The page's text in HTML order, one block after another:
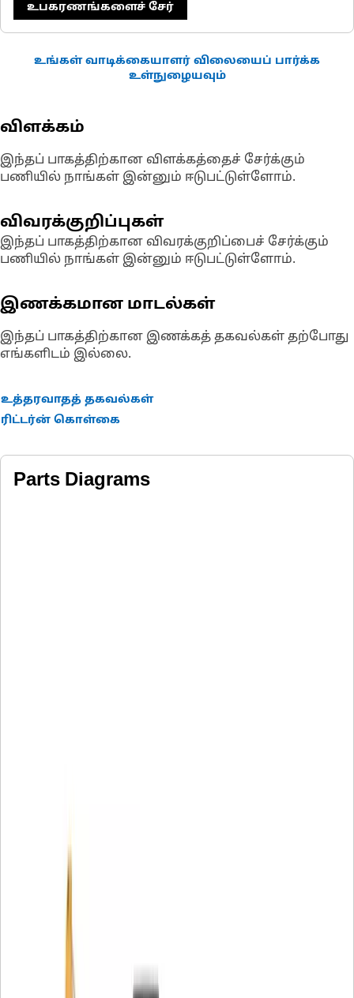
உபகரணங்களைச் சேர்
உங்கள் வாடிக்கையாளர் விலையைப் பார்க்க
உள்நுழையவும்
விளக்கம்
இந்தப் பாகத்திற்கான விளக்கத்தைச் சேர்க்கும்
பணியில் நாங்கள் இன்னும் ஈடுபட்டுள்ளோம்.
விவரக்குறிப்புகள்
இந்தப் பாகத்திற்கான விவரக்குறிப்பைச் சேர்க்கும்
பணியில் நாங்கள் இன்னும் ஈடுபட்டுள்ளோம்.
இணக்கமான மாடல்கள்
இந்தப் பாகத்திற்கான இணக்கத் தகவல்கள் தற்போது
எங்களிடம் இல்லை.
உத்தரவாதத் தகவல்கள்
ரிட்டர்ன் கொள்கை
Parts Diagrams